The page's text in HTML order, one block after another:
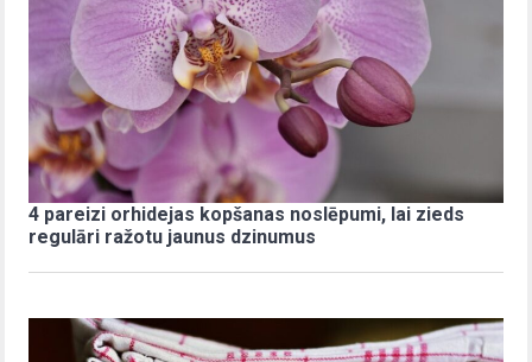
4 pareizi orhidejas kopšanas noslēpumi, lai zieds
regulāri ražotu jaunus dzinumus